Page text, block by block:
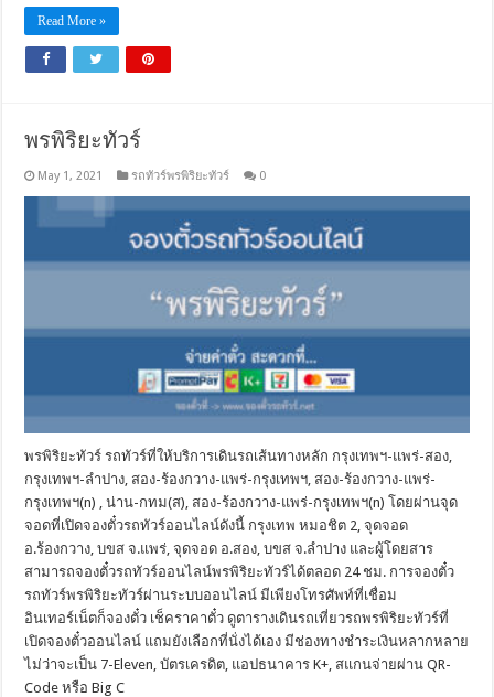
Read More »
พรพิริยะทัวร์
May 1, 2021 รถทัวร์พรพิริยะทัวร์ 0
พรพิริยะทัวร์ รถทัวร์ที่ให้บริการเดินรถเส้นทางหลัก กรุงเทพฯ-แพร่-สอง,
กรุงเทพฯ-ลำปาง, สอง-ร้องกวาง-แพร่-กรุงเทพฯ, สอง-ร้องกวาง-แพร่-
กรุงเทพฯ(n) , น่าน-กทม(ส), สอง-ร้องกวาง-แพร่-กรุงเทพฯ(n) โดยผ่านจุด
จอดที่เปิดจองตั๋วรถทัวร์ออนไลน์ดังนี้ กรุงเทพ หมอชิต 2, จุดจอด
อ.ร้องกวาง, บขส จ.แพร่, จุดจอด อ.สอง, บขส จ.ลำปาง และผู้โดยสาร
สามารถจองตั๋วรถทัวร์ออนไลน์พรพิริยะทัวร์ได้ตลอด 24 ชม. การจองตั๋ว
รถทัวร์พรพิริยะทัวร์ผ่านระบบออนไลน์ มีเพียงโทรศัพท์ที่เชื่อม
อินเทอร์เน็ตก็จองตั๋ว เช็คราคาตั๋ว ดูตารางเดินรถเที่ยวรถพรพิริยะทัวร์ที่
เปิดจองตั๋วออนไลน์ แถมยังเลือกที่นั่งได้เอง มีช่องทางชำระเงินหลากหลาย
ไม่ว่าจะเป็น 7-Eleven, บัตรเครดิต, แอปธนาคาร K+, สแกนจ่ายผ่าน QR-
Code หรือ Big C